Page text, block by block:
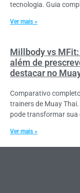
tecnologia. Guia
Ver mais »
Millbody vs
além de
destacar no
Comparativo
trainers de Muay
pode transformar sua
Ver mais »